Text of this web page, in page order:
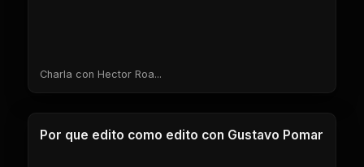
Charla con Hector Roa...
1 Clases
Por que edito como edito con Gustavo Pomar